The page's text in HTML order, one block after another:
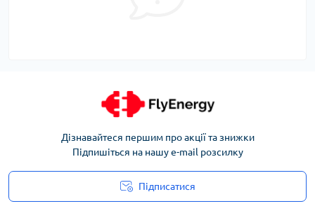
Дізнавайтеся першим про акції та знижки
Підпишіться на нашу e-mail розсилку
Підписатися